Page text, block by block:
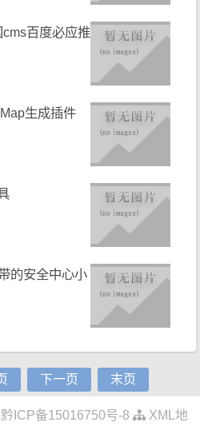
百度必应推
生成插件
的安全中心小
下一页 末页
黔ICP备15016750号-8 XML地